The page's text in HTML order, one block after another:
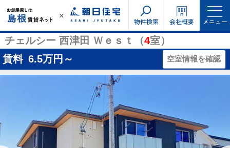
物件検索 会社概要 メニュー
チェルシー 西津田 Ｗｅｓｔ（4室）
賃料 6.5万円～ 空室情報を確認